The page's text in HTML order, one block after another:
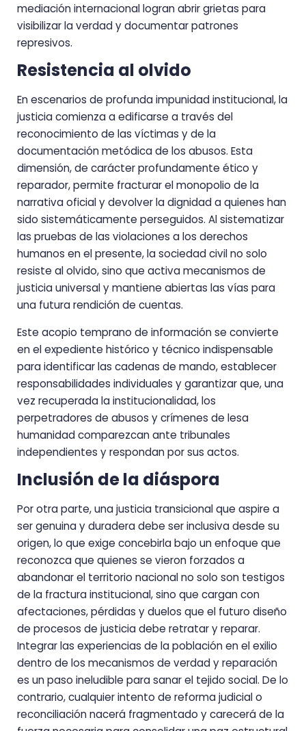
mediación internacional logran abrir grietas para
visibilizar la verdad y documentar patrones
represivos.
Resistencia al olvido
En escenarios de profunda impunidad institucional, la
justicia comienza a edificarse a través del
reconocimiento de las víctimas y de la
documentación metódica de los abusos. Esta
dimensión, de carácter profundamente ético y
reparador, permite fracturar el monopolio de la
narrativa oficial y devolver la dignidad a quienes han
sido sistemáticamente perseguidos. Al sistematizar
las pruebas de las violaciones a los derechos
humanos en el presente, la sociedad civil no solo
resiste al olvido, sino que activa mecanismos de
justicia universal y mantiene abiertas las vías para
una futura rendición de cuentas.
Este acopio temprano de información se convierte
en el expediente histórico y técnico indispensable
para identificar las cadenas de mando, establecer
responsabilidades individuales y garantizar que, una
vez recuperada la institucionalidad, los
perpetradores de abusos y crímenes de lesa
humanidad comparezcan ante tribunales
independientes y respondan por sus actos.
Inclusión de la diáspora
Por otra parte, una justicia transicional que aspire a
ser genuina y duradera debe ser inclusiva desde su
origen, lo que exige concebirla bajo un enfoque que
reconozca que quienes se vieron forzados a
abandonar el territorio nacional no solo son testigos
de la fractura institucional, sino que cargan con
afectaciones, pérdidas y duelos que el futuro diseño
de procesos de justicia debe retratar y reparar.
Integrar las experiencias de la población en el exilio
dentro de los mecanismos de verdad y reparación
es un paso ineludible para sanar el tejido social. De lo
contrario, cualquier intento de reforma judicial o
reconciliación nacerá fragmentado y carecerá de la